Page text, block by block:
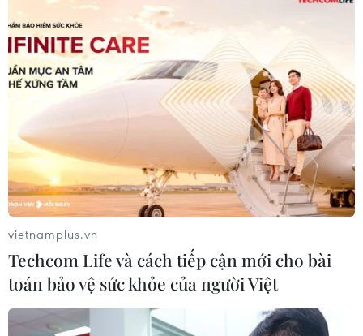
Bức ảnh xuất sắc giành giải Nhất mang tên 'Điền kinh Việt Nam
tạo bất ngờ với tấm HCV ở nội dung 100m rào của Bùi Thị
Nguyên' của tác giải Lương Viết Sơn Tùng (Hà Nội). Đây là
khoảnh khắc vận động viên Việt Nam bứt tốc qua rào và về
đích. (Ảnh: NSNA VN)
vietnamplus.vn
Techcom Life và cách tiếp cận mới cho bài
toán bảo vệ sức khỏe của người Việt